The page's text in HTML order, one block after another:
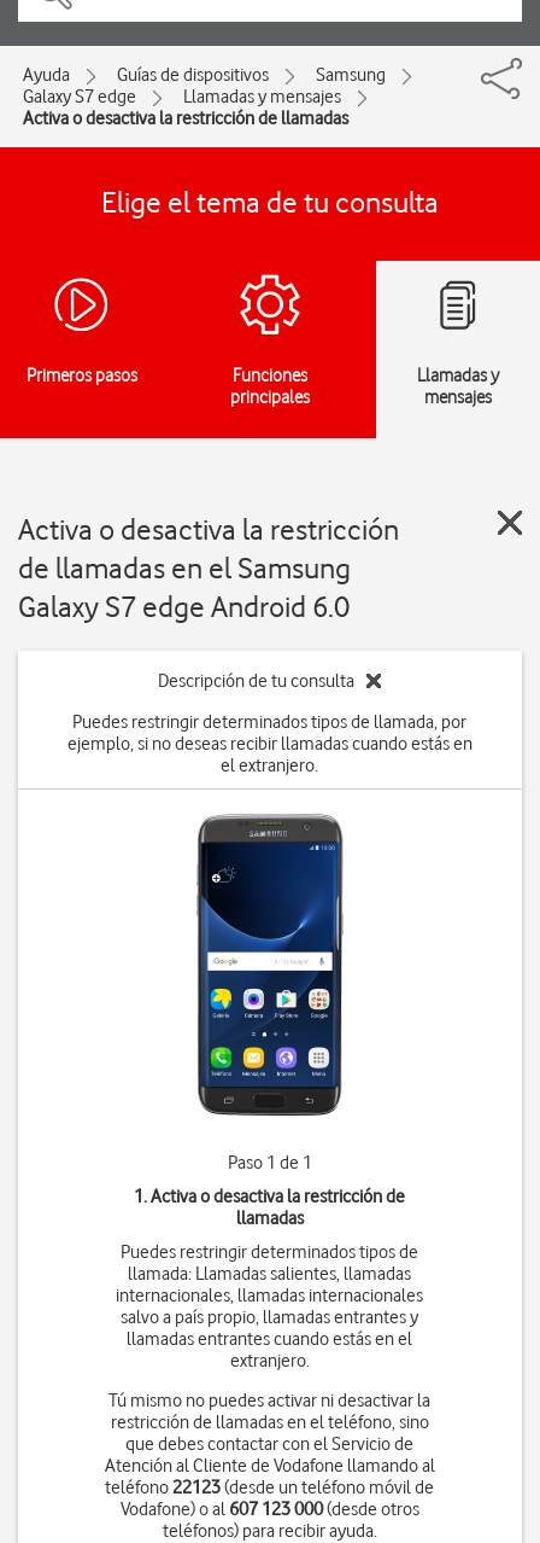
Ayuda Guías de dispositivos
Samsung
Galaxy S7 edge
Llamadas y mensajes
Activa o desactiva la restricción de llamadas
Elige el tema de tu consulta
Primeros pasos
Funciones
principales
Llamadas y
mensajes
Activa o desactiva la restricción
de llamadas en el Samsung
Galaxy S7 edge Android 6.0
Descripción de tu consulta
Puedes restringir determinados tipos de llamada, por
ejemplo, si no deseas recibir llamadas cuando estás en
el extranjero.
Paso 1 de 1
1. Activa o desactiva la restricción de
llamadas
Puedes restringir determinados tipos de
llamada: Llamadas salientes, llamadas
internacionales, llamadas internacionales
salvo a país propio, llamadas entrantes y
llamadas entrantes cuando estás en el
extranjero.
Tú mismo no puedes activar ni desactivar la
restricción de llamadas en el teléfono, sino
que debes contactar con el Servicio de
Atención al Cliente de Vodafone llamando al
teléfono22123(desde un teléfono móvil de
Vodafone) o al 607 123 000(desde otros
teléfonos) para recibir ayuda.